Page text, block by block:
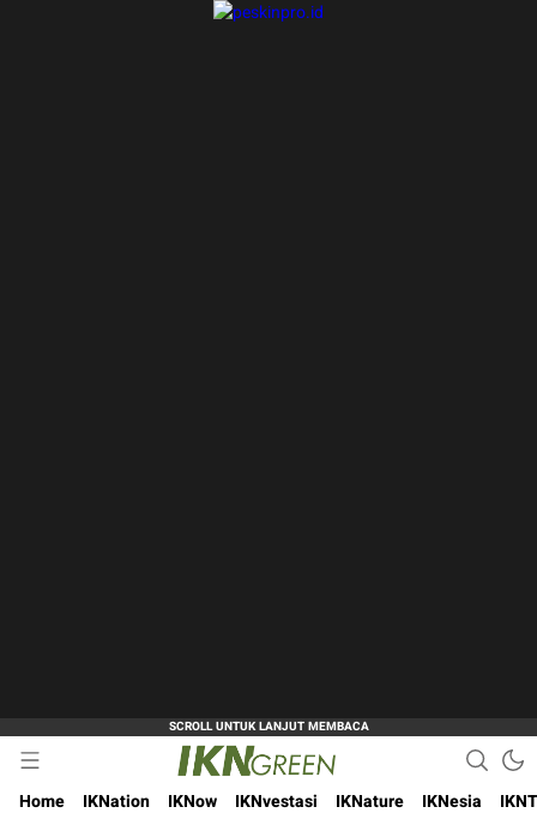
IKN Green
Hijaukan Nusantara Bangun Ibu Kota
Home
IKNation IKNow IKNvestasi IKNature IKNesia